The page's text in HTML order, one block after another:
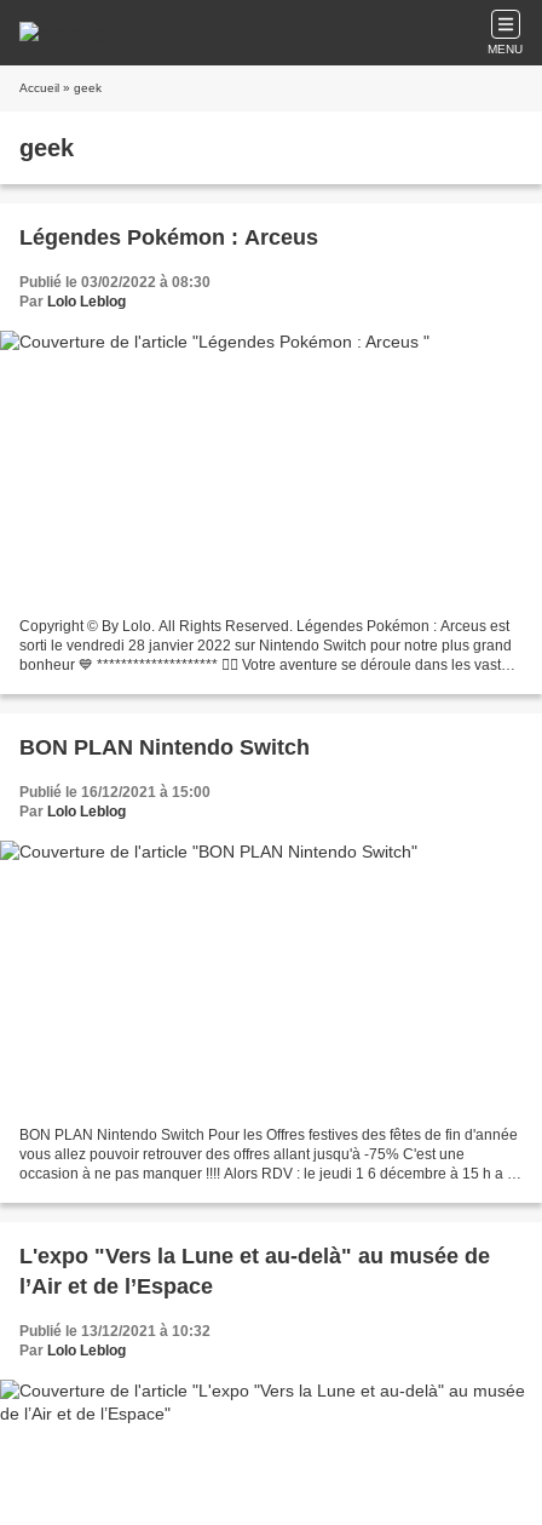
MENU
Accueil » geek
geek
Légendes Pokémon : Arceus
Publié le 03/02/2022 à 08:30
Par Lolo Leblog
Copyright © By Lolo. All Rights Reserved. Légendes Pokémon : Arceus est
sorti le vendredi 28 janvier 2022 sur Nintendo Switch pour notre plus grand
bonheur 💙 ******************** 👉🏻 Votre aventure se déroule dans les vastes
BON PLAN Nintendo Switch
Publié le 16/12/2021 à 15:00
Par Lolo Leblog
BON PLAN Nintendo Switch Pour les Offres festives des fêtes de fin d'année
vous allez pouvoir retrouver des offres allant jusqu'à -75% C'est une
occasion à ne pas manquer !!!! Alors RDV : le jeudi 1 6 décembre à 15 h a u
L'expo "Vers la Lune et au-delà" au musée de
l’Air et de l’Espace
Publié le 13/12/2021 à 10:32
Par Lolo Leblog